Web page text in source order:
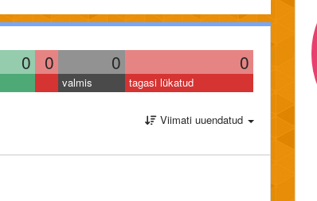
0 0 0 0
valmis tagasi lükatud
Viimati uuendatud